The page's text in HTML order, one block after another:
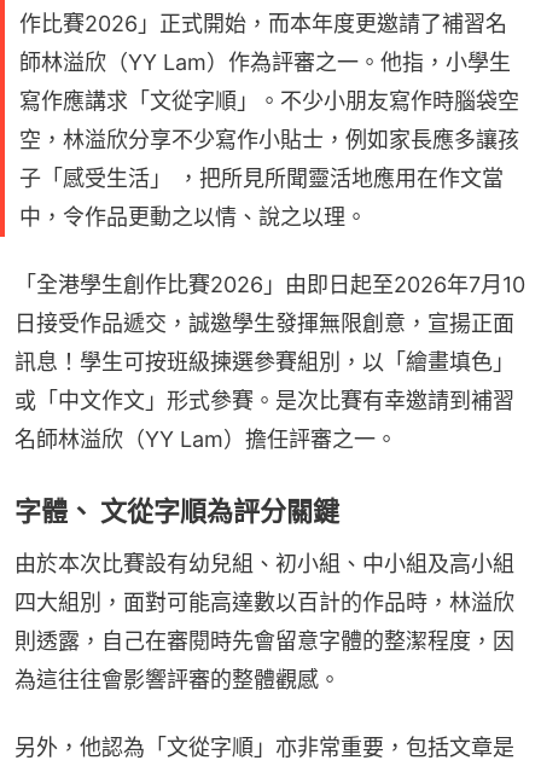
作比賽2026」正式開始，而本年度更邀請了補習名
師林溢欣（YY Lam）作為評審之一。他指，小學生
寫作應講求「文從字順」。不少小朋友寫作時腦袋空
空，林溢欣分享不少寫作小貼士，例如家長應多讓孩
子「感受生活」 ，把所見所聞靈活地應用在作文當
中，令作品更動之以情、說之以理。
「全港學生創作比賽2026」由即日起至2026年7月10
日接受作品遞交，誠邀學生發揮無限創意，宣揚正面
訊息！學生可按班級揀選參賽組別，以「繪畫填色」
或「中文作文」形式參賽。是次比賽有幸邀請到補習
名師林溢欣（YY Lam）擔任評審之一。
字體、 文從字順為評分關鍵
由於本次比賽設有幼兒組、初小組、中小組及高小組
四大組別，面對可能高達數以百計的作品時，林溢欣
則透露，自己在審閱時先會留意字體的整潔程度，因
為這往往會影響評審的整體觀感。
另外，他認為「文從字順」亦非常重要，包括文章是